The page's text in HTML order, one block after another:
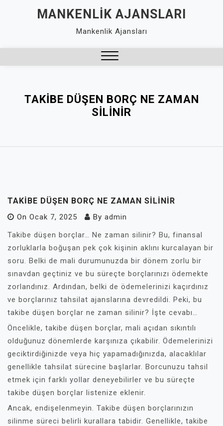
MANKENLIK AJANSLARI
Mankenlik Ajansları
TAKIBE DÜŞEN BORÇ NE ZAMAN
SILINIR
TAKIBE DÜŞEN BORÇ NE ZAMAN SILINIR
On Ocak 7, 2025 By admin
Takibe düşen borçlar… Ne zaman silinir? Bu, finansal
zorluklarla boğuşan pek çok kişinin aklını kurcalayan bir
soru. Belki de mali durumunuzda bir dönem zorlu bir
sınavdan geçtiniz ve bu süreçte borçlarınızı ödemekte
zorlandınız. Ardından, belki de ödemelerinizi kaçırdınız
ve borçlarınız tahsilat ajanslarına devredildi. Peki, bu
takibe düşen borçlar ne zaman silinir? İşte cevabı…
Öncelikle, takibe düşen borçlar, mali açıdan sıkıntılı
olduğunuz dönemlerde karşınıza çıkabilir. Ödemelerinizi
geciktirdiğinizde veya hiç yapamadığınızda, alacaklılar
genellikle tahsilat sürecine başlarlar. Borcunuzu tahsil
etmek için farklı yollar deneyebilirler ve bu süreçte
takibe düşen borçlar listenize eklenir.
Ancak, endişelenmeyin. Takibe düşen borçlarınızın
silinme süreci belirli kurallara tabidir. Genellikle, takibe